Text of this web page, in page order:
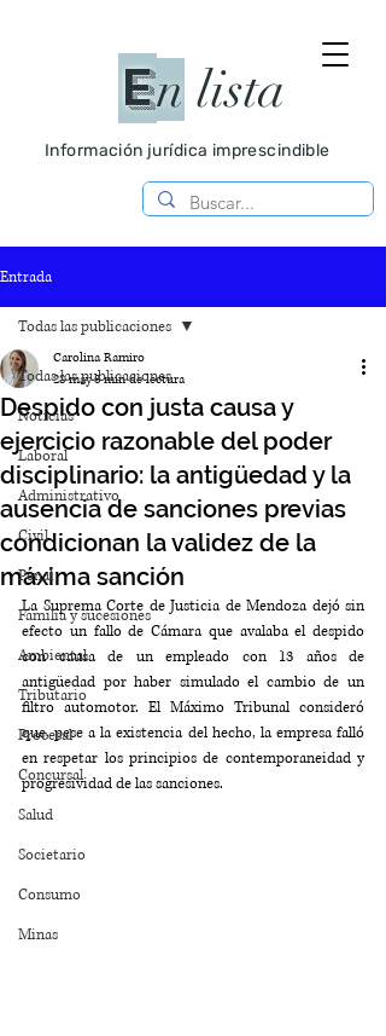
En lista
Información jurídica imprescindible
Entrada
Todas las publicaciones
Noticias
Laboral
Administrativo
Civil
Penal
Familia y sucesiones
Ambiental
Tributario
Procesal
Concursal
Salud
Societario
Consumo
Minas
Todas las publicaciones
Despido con justa causa y
ejercicio razonable del poder
disciplinario: la antigüedad y la
ausencia de sanciones previas
condicionan la validez de la
máxima sanción
Carolina Ramiro
28 may3 min de lectura
La Suprema Corte de Justicia de Mendoza dejó sin
efecto un fallo de Cámara que avalaba el despido
con causa de un empleado con 13 años de
antigüedad por haber simulado el cambio de un
filtro automotor. El Máximo Tribunal consideró
que, pese a la existencia del hecho, la empresa falló
en respetar los principios de contemporaneidad y
progresividad de las sanciones.